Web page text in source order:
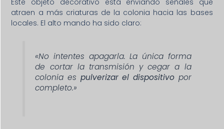
Este objeto decorativo está enviando señales que
atraen a más criaturas de la colonia hacia las bases
locales. El alto mando ha sido claro:
«No intentes apagarla. La única forma
de cortar la transmisión y cegar a la
colonia es pulverizar el dispositivopor
completo.»